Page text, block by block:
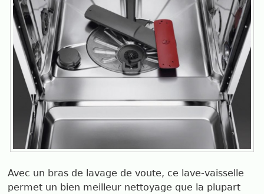
Avec un bras de lavage de voute, ce lave-vaisselle
permet un bien meilleur nettoyage que la plupart